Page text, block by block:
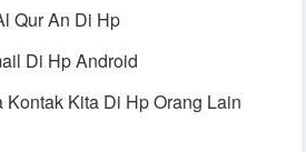
Qur An Di Hp
Di Hp Android
Kita Di Hp Orang Lain